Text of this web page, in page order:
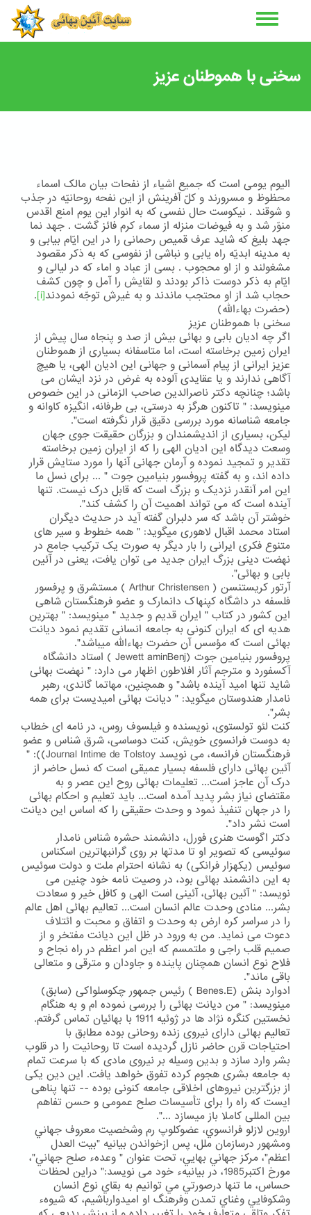
سخنی با هموطنان عزیز
اليوم يومی است که جميع اشياء از نفحات بيان مالک اسماء
محظوظ و مسرورند و کلّ آفرينش از اين نفحه روحانيّه در جذب
و شوقند . نيکوست حال نفسی که به انوار اين يوم امنع اقدس
منوّر شد و به فيوضات منزله از سماء کرم فائز گشت . جهد نما
جهد بليغ که شايد عرف قميص رحمانی را در اين ايّام بيابی و
به مدينه ابديّه راه يابی و نباشی از نفوسی که به ذکر مقصود
مشغولند و از او محجوب . بسی از عباد و اماء که در ليالی و
ايّام به ذکر دوست ذاکر بودند و لقايش را آمل و چون کشف
حجاب شد از او محتجب ماندند و به غيرش توجّه نمودند[i]
.
(حضرت بهاءالله)
سخنی با هموطنان عزیز
اگر چه ادیان بابی و بهائی بیش از صد و پنجاه سال پیش از
ایران زمین برخاسته است، اما متاسفانه بسیاری از هموطنان
عزیز ایرانی از پیام آسمانی و جهانی این ادیان الهی، یا هیچ
آگاهی ندارند و یا عقایدی آلوده به غرض در نزد ایشان می
باشد؛ چنانچه دکتر ناصرالدین صاحب الزمانی در این خصوص
مینویسد: " تاکنون هرگز به درستی، بی طرفانه، انگیزه کاوانه و
جامعه شناسانه مورد بررسی دقیق قرار نگرفته است".
لیکن، بسیاری از اندیشمندان و بزرگان حقیقت جوی جهان
وسعت دیدگاه این ادیان الهی را که از ایران زمین برخاسته
تقدیر و تمجید نموده و آرمان جهانی آنها را مورد ستایش قرار
داده اند، و به گفته پروفسور بنیامین جوت " ... برای نسل ما
این امر آنقدر نزدیک و بزرگ است که قابل درک نیست. تنها
آینده است که می تواند اهمیت آن را کشف کند".
خوشتر آن باشد که سر دلبران گفته آید در حدیث دیگران
استاد محمد اقبال لاهوری میگوید: " همه خطوط و سیر های
متنوع فکری ایرانی را بار دیگر به صورت یک ترکیب جامع در
نهضت دینی بزرگ ایران جدید می توان یافت، یعنی در آئین
بابی و بهائی".
آرتور کریستنسن ( Arthur Christensen ) مستشرق و پرفسور
فلسفه در داشگاه کپنهاک دانمارک و عضو فرهنگستان شاهی
این کشور در کتاب " ایران قدیم و جدید " مینویسد: " بهترین
هدیه ای که ایران کنونی به جامعه انسانی تقدیم نمود دیانت
بهائی است که مؤسس آن حضرت بهاءالله میباشد".
پروفسور بنیامین جوت (Jewett aminBenj ) استاد دانشگاه
آکسفورد و مترجم آثار افلاطون اظهار می دارد: " نهضت بهائی
شاید تنها امید آینده باشد" و همچنین، مهاتما گاندی، رهبر
نامدار هندوستان میگوید: " دیانت بهائی امیدیست برای همه
بشر".
کنت لئو تولستوی، نویسنده و فیلسوف روس، در نامه ای خطاب
به دوست فرانسوی خویش، کنت دوساسی، شرق شناس و عضو
فرهنگستان فرانسه، می نویسد Journal Intime de Tolstoy)): "
آئین بهائی دارای فلسفه بسیار عمیقی است که نسل حاضر از
درک آن عاجز است... تعلیمات بهائی روح این عصر و به
مقتضای نیاز بشر پدید آمده است... باید تعلیم و احکام بهائی
را در جهان تنفیذ نمود و وحدت حقیقی را که اساس این دیانت
است نشر داد".
دکتر اگوست هنری فورل، دانشمند حشره شناس نامدار
سوئیسی که تصویر او تا مدتها بر روی گرانبهاترین اسکناس
سوئیس (یکهزار فرانکی) به نشانه احترام ملت و دولت سوئیس
به این دانشمند بهائی بود، در وصیت نامه خود چنین می
نویسد: " آئین بهائی، آئینی است الهی و کافل خیر و سعادت
بشر... منادی وحدت عالم انسان است... تعالیم بهائی اهل عالم
را در سراسر کره ارض به وحدت و اتفاق و محبت و ائتلاف
دعوت می نماید. من به ورود در ظل این دیانت مفتخر و از
صمیم قلب راجی و ملتمسم که این امر اعظم در راه نجاح و
فلاح نوع انسان همچنان پاینده و جاودان و مترقی و متعالی
باقی ماند".
ادوارد بنش (Benes.E ) رئیس جمهور چکوسلواکی (سابق)
مینویسد: " من دیانت بهائی را بررسی نموده ام و به هنگام
نخستین کنگره نژاد ها در ژوئیه 1911 با بهائیان تماس گرفتم.
تعالیم بهائی دارای نیروی زنده روحانی بوده مطابق با
احتیاجات قرن حاضر نازل گردیده است تا روحانیت را در قلوب
بشر وارد سازد و بدین وسیله بر نیروی مادی که با سرعت تمام
به جامعه بشری هجوم کرده تفوق خواهد یافت. این دین یکی
از بزرگترین نیروهای اخلاقی جامعه کنونی بوده -- تنها پناهی
ایست که راه را برای تأسیسات صلح عمومی و حسن تفاهم
بین المللی کاملا باز میسازد ...".
اروين لازلو فرانسوي، عضوكلوپ رم وشخصيت معروف جهاني
ومشهور درسازمان ملل، پس ازخواندن بيانيه "بيت العدل
اعظم"، مركز جهاني بهايي، تحت عنوان " وعدهء صلح جهاني"،
مورخ اكتبر1985، در بيانيهء خود می نویسد:" دراين لحظات
حساس، ما تنها درصورتي مي توانيم به بقاي نوع انسان
وشكوفايي وغناي تمدن وفرهنگ او اميدوارباشيم، كه شيوهء